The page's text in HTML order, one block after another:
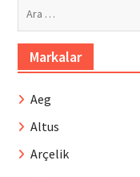
Markalar
Aeg
Altus
Arçelik